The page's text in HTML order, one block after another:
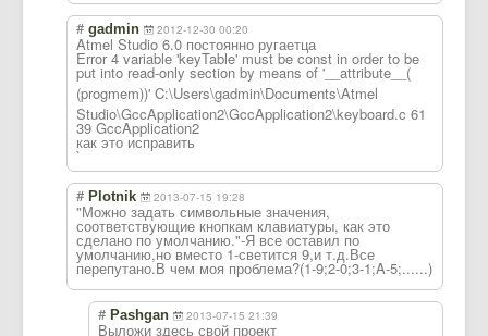
# gadmin 2012-12-30 00:20
Atmel Studio 6.0 постоянно ругаетца
Error 4 variable 'keyTable' must be const in order to be
put into read-only section by means of '__attribute__(
(progmem))' C:\Users\gadmin\Documents\Atmel
Studio\GccApplication2\GccApplication2\keyboard.c 61
39 GccApplication2
как это исправить
`
# Plotnik 2013-07-15 19:28
"Можно задать символьные значения,
соответствующие кнопкам клавиатуры, как это
сделано по умолчанию."-Я все оставил по
умолчанию,но вместо 1-светится 9,и т.д.Все
перепутано.В чем моя проблема?(1-9;2-0;3-1;A-5;......)
# Pashgan 2013-07-15 21:39
Выложи здесь свой проект